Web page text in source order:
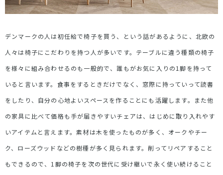
デンマークの人は初任給で椅子を買う、という話があるように、北欧の
人々は椅子にこだわりを持つ人が多いです。テーブルに違う種類の椅子
を様々に組み合わせるのも一般的で、誰もがお気に入りの1脚を持って
いると言います。食事をするときだけでなく、窓際に持っていって読書
をしたり、自分の心地よいスペースを作ることにも活躍します。また他
の家具に比べて価格も手が届きやすいチェアは、はじめに取り入れやす
いアイテムと言えます。素材は木を使ったものが多く、オークやチー
ク、ローズウッドなどの樹種が多く見られます。削ってリペアすること
もできるので、1脚の椅子を次の世代に受け継いで永く使い続けること